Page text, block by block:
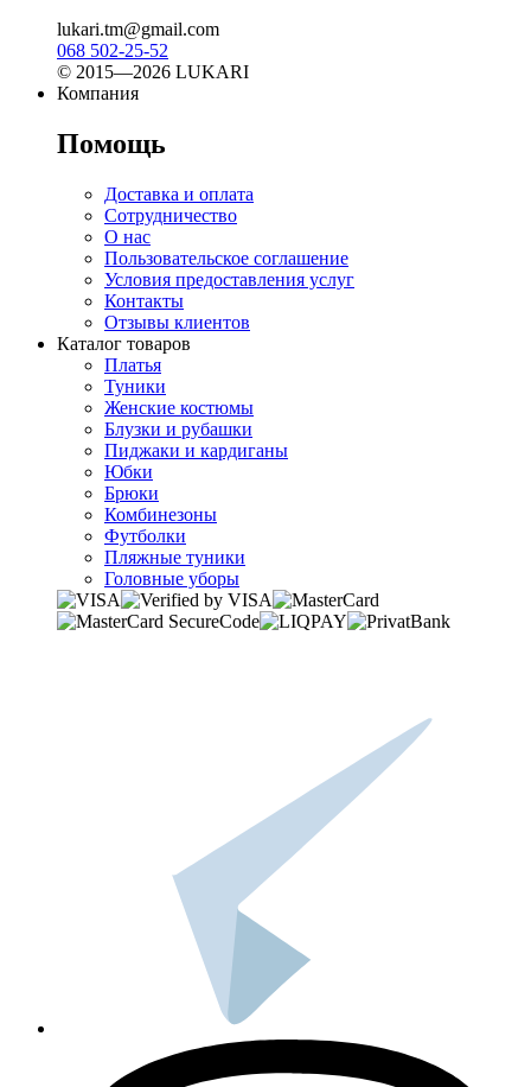
lukari.tm@gmail.com
068 502-25-52
© 2015—2026 LUKARI
Компания
Помощь
Доставка и оплата
Сотрудничество
О нас
Пользовательское соглашение
Условия предоставления услуг
Контакты
Отзывы клиентов
Каталог товаров
Платья
Туники
Женские костюмы
Блузки и рубашки
Пиджаки и кардиганы
Юбки
Брюки
Комбинезоны
Футболки
Пляжные туники
Головные уборы